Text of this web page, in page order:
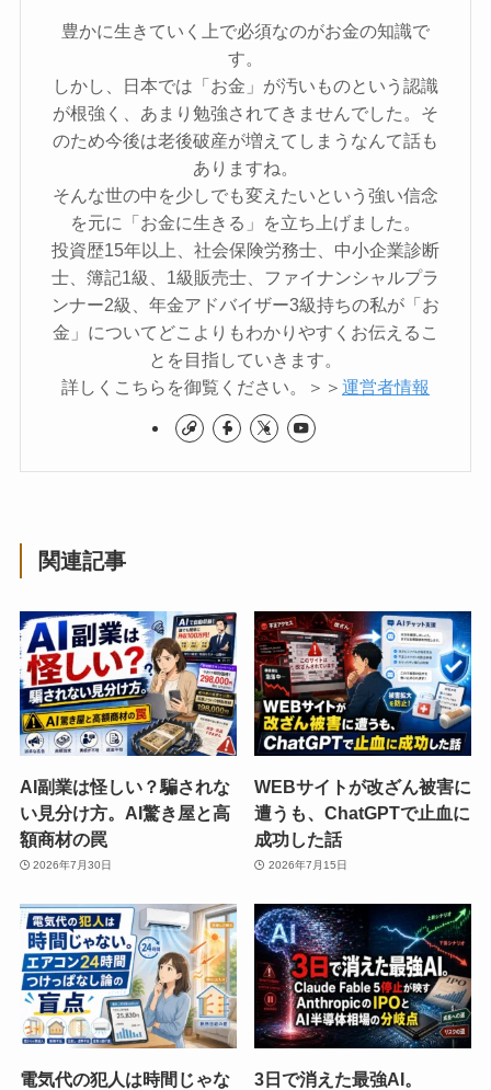
豊かに生きていく上で必須なのがお金の知識で
す。
しかし、日本では「お金」が汚いものという認識
が根強く、あまり勉強されてきませんでした。そ
のため今後は老後破産が増えてしまうなんて話も
ありますね。
そんな世の中を少しでも変えたいという強い信念
を元に「お金に生きる」を立ち上げました。
投資歴15年以上、社会保険労務士、中小企業診断
士、簿記1級、1級販売士、ファイナンシャルプラ
ンナー2級、年金アドバイザー3級持ちの私が「お
金」についてどこよりもわかりやすくお伝えるこ
とを目指していきます。
詳しくこちらを御覧ください。＞＞ 運営者情報
関連記事
AI副業は怪しい？騙されな
い見分け方。AI驚き屋と高
額商材の罠
2026年7月30日
WEBサイトが改ざん被害に
遭うも、ChatGPTで止血に
成功した話
2026年7月15日
電気代の犯人は時間じゃな 3日で消えた最強AI。